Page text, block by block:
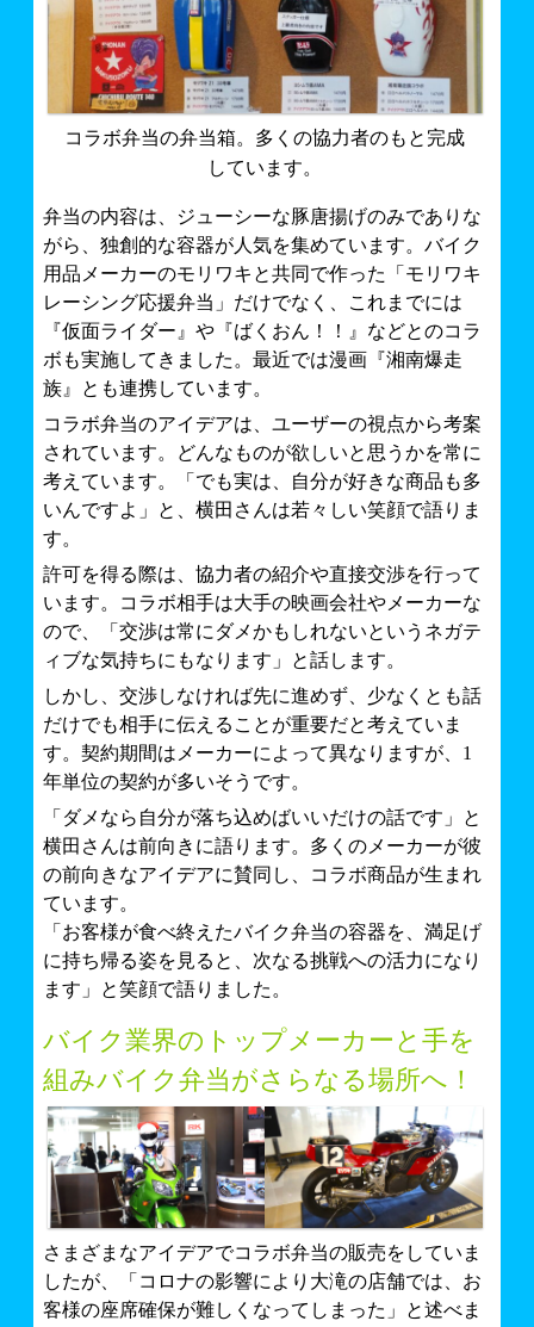
コラボ弁当の弁当箱。多くの協力者のもと完成
しています。
弁当の内容は、ジューシーな豚唐揚げのみでありな
がら、独創的な容器が人気を集めています。バイク
用品メーカーのモリワキと共同で作った「モリワキ
レーシング応援弁当」だけでなく、これまでには
『仮面ライダー』や『ばくおん！！』などとのコラ
ボも実施してきました。最近では漫画『湘南爆走
族』とも連携しています。
コラボ弁当のアイデアは、ユーザーの視点から考案
されています。どんなものが欲しいと思うかを常に
考えています。「でも実は、自分が好きな商品も多
いんですよ」と、横田さんは若々しい笑顔で語りま
す。
許可を得る際は、協力者の紹介や直接交渉を行って
います。コラボ相手は大手の映画会社やメーカーな
ので、「交渉は常にダメかもしれないというネガテ
ィブな気持ちにもなります」と話します。
しかし、交渉しなければ先に進めず、少なくとも話
だけでも相手に伝えることが重要だと考えていま
す。契約期間はメーカーによって異なりますが、1
年単位の契約が多いそうです。
「ダメなら自分が落ち込めばいいだけの話です」と
横田さんは前向きに語ります。多くのメーカーが彼
の前向きなアイデアに賛同し、コラボ商品が生まれ
ています。
「お客様が食べ終えたバイク弁当の容器を、満足げ
に持ち帰る姿を見ると、次なる挑戦への活力になり
ます」と笑顔で語りました。
バイク業界のトップメーカーと手を
組みバイク弁当がさらなる場所へ！
さまざまなアイデアでコラボ弁当の販売をしていま
したが、「コロナの影響により大滝の店舗では、お
客様の座席確保が難しくなってしまった」と述べま